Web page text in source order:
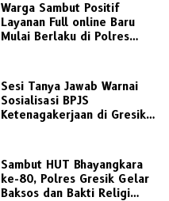
Warga Sambut Positif
Layanan Full online Baru
Mulai Berlaku di Polres
‎Sesi Tanya Jawab Warnai
Sosialisasi BPJS
Ketenagakerjaan di Gresik,
Klaimnya
Sambut HUT Bhayangkara
ke-80, Polres Gresik Gelar
Baksos dan Bakti Religi